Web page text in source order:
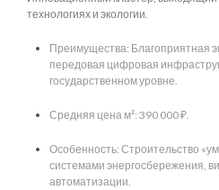
технологиях и экологии.
Преимущества: Благоприятная
передовая цифровая
государственном уровне.
Средняя цена м²: 390 000 ₽.
Особенность: Строительство
системами энергосбережения,
автоматизации.